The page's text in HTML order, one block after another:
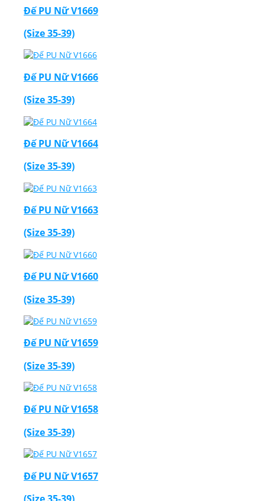
Đế PU Nữ V1669
(Size 35-39)
Đế PU Nữ V1666
(Size 35-39)
Đế PU Nữ V1664
(Size 35-39)
Đế PU Nữ V1663
(Size 35-39)
Đế PU Nữ V1660
(Size 35-39)
Đế PU Nữ V1659
(Size 35-39)
Đế PU Nữ V1658
(Size 35-39)
Đế PU Nữ V1657